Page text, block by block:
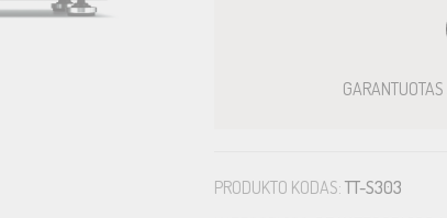
PRODUKTO KODAS: TT-S303